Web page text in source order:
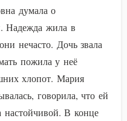
думала о
Надежда жила в
нечасто. Дочь звала
пожила у неё
хлопот. Мария
говорила, что ей
В конце